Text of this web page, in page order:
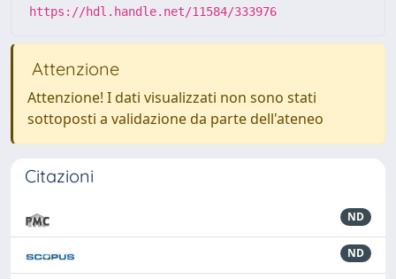
https://hdl.handle.net/11584/333976
Attenzione
Attenzione! I dati visualizzati non sono stati
sottoposti a validazione da parte dell'ateneo
Citazioni
ND
ND